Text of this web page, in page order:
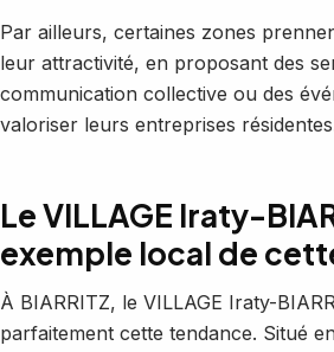
Par ailleurs, certaines zones
leur attractivité, en proposant des
communication collective ou des
valoriser leurs entreprises
Le VILLAGE Iraty-
exemple local de
À BIARRITZ, le VILLAGE Iraty-
parfaitement cette tendance. Situé